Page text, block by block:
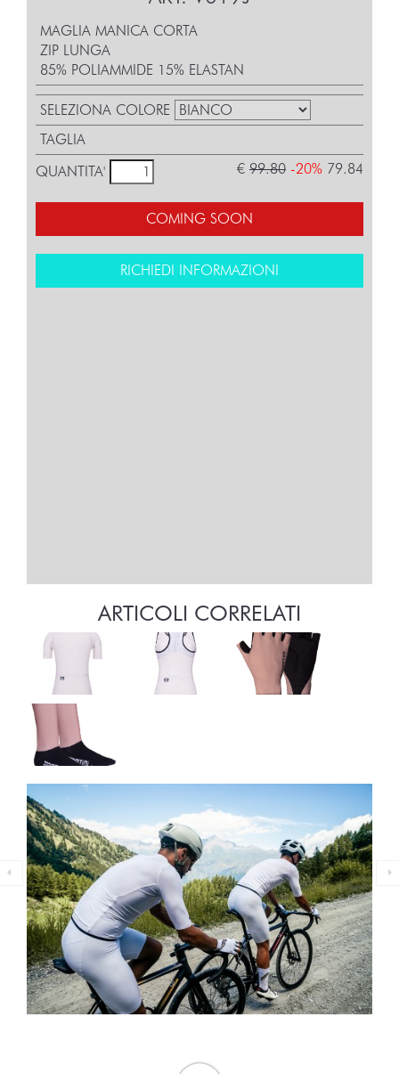
MAGLIA MANICA CORTA
ZIP LUNGA
85% POLIAMMIDE 15% ELASTAN
SELEZIONA COLORE
TAGLIA
QUANTITA'
€ 99.80 -20% 79.84
COMING SOON
RICHIEDI INFORMAZIONI
ARTICOLI CORRELATI